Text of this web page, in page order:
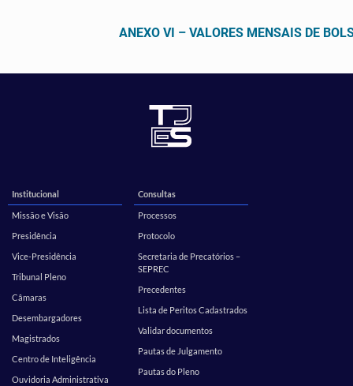
ANEXO VI – VALORES MENSAIS DE
Institucional
Missão e Visão
Presidência
Vice-Presidência
Tribunal Pleno
Câmaras
Desembargadores
Magistrados
Centro de Inteligência
Ouvidoria Administrativa
Consultas
Processos
Protocolo
Secretaria de Precatórios –
SEPREC
Precedentes
Lista de Peritos Cadastrados
Validar documentos
Pautas de Julgamento
Pautas do Pleno